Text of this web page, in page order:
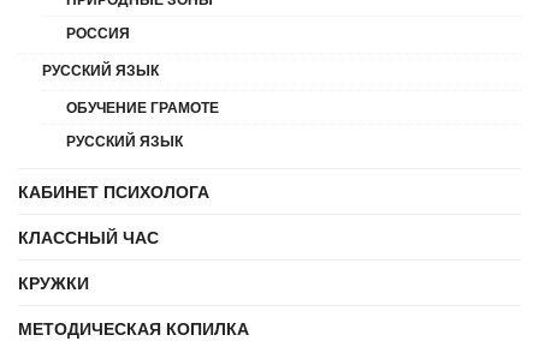
РОССИЯ
РУССКИЙ ЯЗЫК
ОБУЧЕНИЕ ГРАМОТЕ
РУССКИЙ ЯЗЫК
КАБИНЕТ ПСИХОЛОГА
КЛАССНЫЙ ЧАС
КРУЖКИ
МЕТОДИЧЕСКАЯ КОПИЛКА